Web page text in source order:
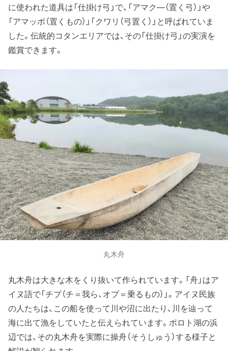
に使われた道具は「仕掛け弓」で、「アマク―（置く弓）」や
「アマッポ（置くもの）」「クワリ（弓置く）」と呼ばれていま
した。伝統的コタンエリアでは、その「仕掛け弓」の実演を
鑑賞できます。
丸木舟
丸木舟は大きな木をくり抜いて作られています。「舟」はア
イヌ語で「チプ（チ＝我ら、オプ＝乗るもの）」。アイヌ民族
の人たちは、この船を使って川や沼に出たり、川を辿って
海に出て漁をしていたと伝えられています。ポロト湖の浜
辺では、その丸木舟を実際に操舟（そうしゅう）する様子と